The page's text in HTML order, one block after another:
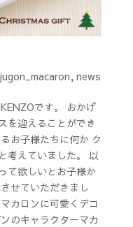
jugon_macaron, news
です。 おかげ
を迎えることができ
お子様たちに何か ク
考えていました。 以
て欲しいとお子様か
せていただきまし
カロンに可愛くデコ
のキャラクターマカ